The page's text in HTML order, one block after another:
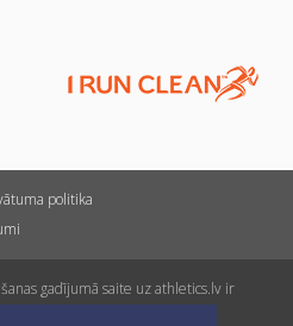
politika
gadījumā saite uz athletics.lv ir